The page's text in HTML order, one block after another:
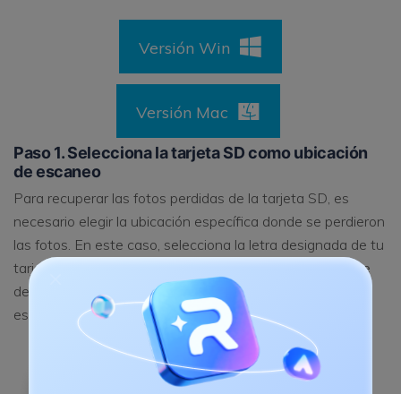
Versión Win
Versión Mac
Paso 1. Selecciona la tarjeta SD como ubicación
de escaneo
Para recuperar las fotos perdidas de la tarjeta SD, es
necesario elegir la ubicación específica donde se perdieron
las fotos. En este caso, selecciona la letra designada de tu
tarjeta SD y haz clic en iniciar para continuar. Asegurese
de hacer clic en la unidad correcta para ahorrar tiempo y
esfuerzo.